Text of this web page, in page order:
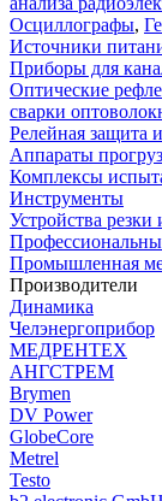
Осциллографы,
Источники
Приборы для
Оптические
сварки
Релейная защита
Аппараты
Комплексы
Инструменты
Устройства резки
Промышленная
Производители
Динамика
Челэнергоприбор
МЕДРЕНТЕХ
АНГСТРЕМ
Brymen
DV Power
GlobeCore
Metrel
Testo